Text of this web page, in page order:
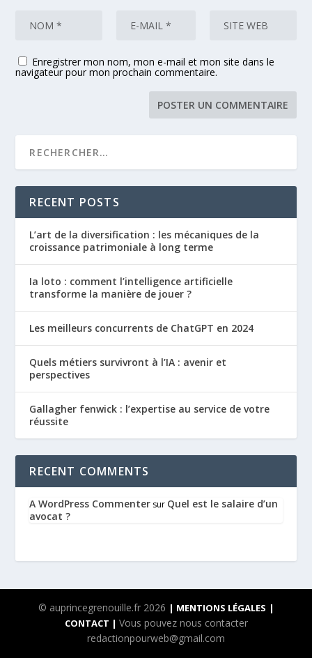
Enregistrer mon nom, mon e-mail et mon site dans le
navigateur pour mon prochain commentaire.
RECENT POSTS
L’art de la diversification : les mécaniques de la
croissance patrimoniale à long terme
Ia loto : comment l’intelligence artificielle
transforme la manière de jouer ?
Les meilleurs concurrents de ChatGPT en 2024
Quels métiers survivront à l’IA : avenir et
perspectives
Gallagher fenwick : l’expertise au service de votre
réussite
RECENT COMMENTS
A WordPress Commenter sur Quel est le salaire d’un
avocat ?
© auprincegrenouille.fr 2026 | MENTIONS LÉGALES |
CONTACT | Vous pouvez nous contacter
redactionpourweb@gmail.com